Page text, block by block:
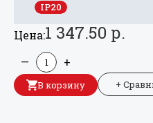
IP20
Цена:1 347.50 р.
— +
В корзину +